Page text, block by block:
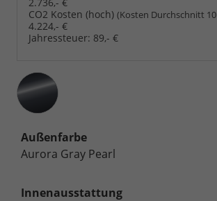
CO2 Kosten (hoch) (Kosten Durchschnitt 10
4.224,- €
Jahressteuer: 89,- €
Außenfarbe
Aurora Gray Pearl
Innenausstattung